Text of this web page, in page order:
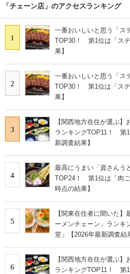
「チェーン店」のアクセスランキング
1
一番おいしいと思う「ス
TOP30！ 第1位は「ス
果】
2
一番おいしいと思う「ス
TOP30！ 第1位は「ス
果】
3
【関西地方在住が選ぶ】
ランキングTOP11！ 第
新調査結果】
4
最高にうまい「資さんう
TOP24！ 第1位は「肉
時点の結果】
5
【関東在住者に聞いた
ーメンチェーン」ラン
堂」【2026年最新調査結
6
【関西地方在住が選ぶ】
ランキングTOP11！ 第